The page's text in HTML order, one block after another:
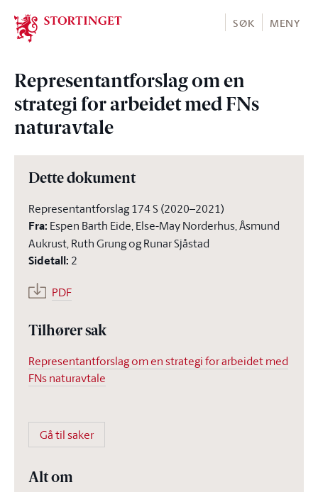
Stortinget.no
SØK MENY
Representantforslag om en
strategi for arbeidet med FNs
naturavtale
Dette dokument
Representantforslag 174 S (2020–2021)
Fra: Espen Barth Eide, Else-May Norderhus, Åsmund
Aukrust, Ruth Grung og Runar Sjåstad
Sidetall: 2
PDF
Tilhører sak
Representantforslag om en strategi for arbeidet med
FNs naturavtale
Gå til saker
Alt om